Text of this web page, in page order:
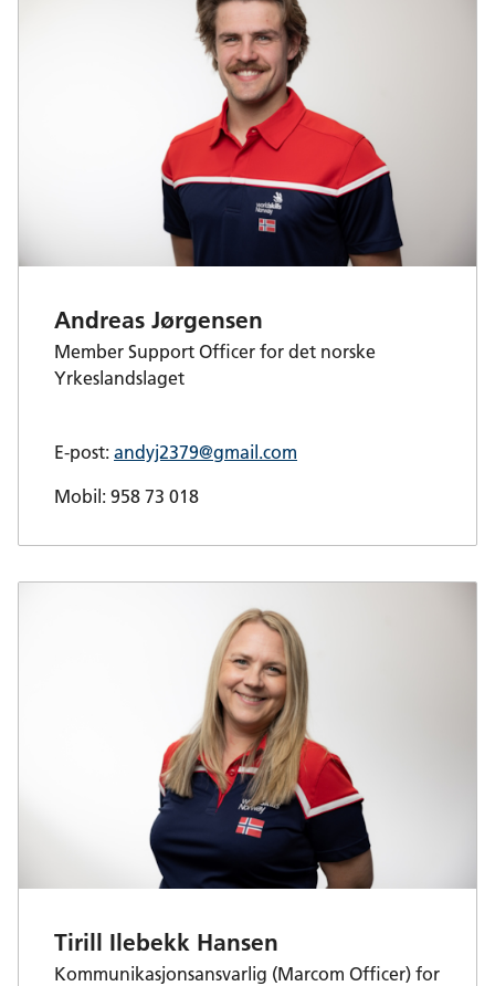
Andreas Jørgensen
Member Support Officer for det norske
Yrkeslandslaget
E-post:andyj2379@gmail.com
Mobil: 958 73 018
Tirill Ilebekk Hansen
Kommunikasjonsansvarlig (Marcom Officer) for